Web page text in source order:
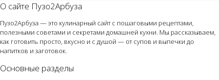
О сайте Пузо2Арбуза
Пузо2Арбуза — это кулинарный сайт с пошаговыми рецептами,
полезными советами и секретами домашней кухни. Мы рассказываем,
как готовить просто, вкусно и с душой — от супов и выпечки до
напитков и заготовок.
Основные разделы